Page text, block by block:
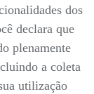
dos
declara que
plenamente
a coleta
utilização